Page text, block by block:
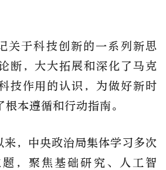
关于科技创新的一系列新思
断，大大拓展和深化了马克
技作用的认识，为做好新时
本遵循和行动指南。
来，中央政治局集体学习多次
，聚焦基础研究、人工智